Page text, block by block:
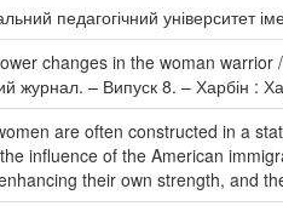
педагогічний університет
changes in the woman warrior /
журнал. – Випуск 8. – Харбін :
are often constructed in a
influence of the American
their own strength, and